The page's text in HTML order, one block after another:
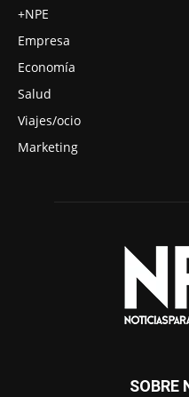
+NPE
Empresa
Economía
Salud
Viajes/ocio
Marketing
SOBRE